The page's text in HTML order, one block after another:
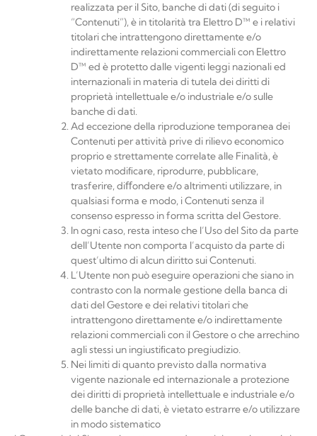
realizzata per il Sito, banche di dati (di seguito i
“Contenuti”), è in titolarità tra Elettro D™ e i relativi
titolari che intrattengono direttamente e/o
indirettamente relazioni commerciali con Elettro
D™ ed è protetto dalle vigenti leggi nazionali ed
internazionali in materia di tutela dei diritti di
proprietà intellettuale e/o industriale e/o sulle
banche di dati.
Ad eccezione della riproduzione temporanea dei
Contenuti per attività prive di rilievo economico
proprio e strettamente correlate alle Finalità, è
vietato modiﬁcare, riprodurre, pubblicare,
trasferire, diﬀondere e/o altrimenti utilizzare, in
qualsiasi forma e modo, i Contenuti senza il
consenso espresso in forma scritta delGestore.
In ogni caso, resta inteso che l’Uso del Sito da parte
dell’Utente non comporta l’acquisto da parte di
quest’ultimo di alcun diritto sui Contenuti.
L’Utente non può eseguire operazioni che siano in
contrasto con la normale gestione della banca di
dati del Gestore e dei relativi titolari che
intrattengono direttamente e/o indirettamente
relazioni commerciali con il Gestore o che arrechino
agli stessi un ingiustiﬁcato pregiudizio.
Nei limiti di quanto previsto dalla normativa
vigente nazionale ed internazionale a protezione
dei diritti di proprietà intellettuale e industriale e/o
delle banche di dati, è vietato estrarre e/o utilizzare
in modo sistematico